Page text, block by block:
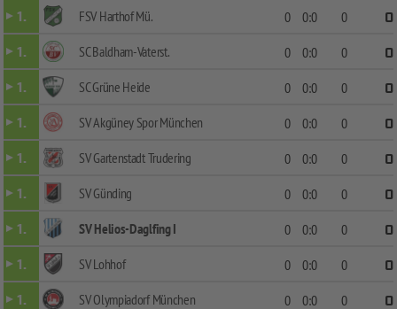
1.
FSV Harthof Mü. 0 0:0 0
0
1.
SC Baldham-Vaterst. 0 0:0 0
0
1.
SC Grüne Heide 0 0:0 0
0
1.
SV Akgüney Spor München 0 0:0 0
0
1.
SV Gartenstadt Trudering 0 0:0 0
0
1.
SV Günding 0 0:0 0
0
1.
SV Helios-Daglfing I 0 0:0 0
0
1.
SV Lohhof 0 0:0 0
0
1.
SV Olympiadorf München 0 0:0 0
0